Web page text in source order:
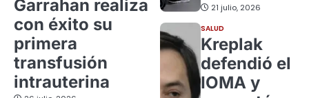
Garrahan realiza
con éxito su
primera
transfusión
intrauterina
21 julio, 2026
SALUD
Kreplak
defendió el
IOMA y